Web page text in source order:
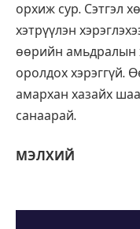
орхиж сур. Сэтгэл
хэтрүүлэн
өөрийн амьдралын
оролдох хэрэггүй.
амархан хазайх
санаарай.
МЭЛХИЙ